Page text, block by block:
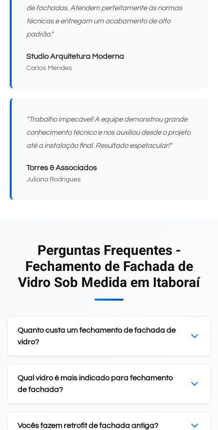
de fachadas. Atendem perfeitamente às normas
técnicas e entregam um acabamento de alto
padrão."
Studio Arquitetura Moderna
Carlos Mendes
"Trabalho impecável! A equipe demonstrou grande
conhecimento técnico e nos auxiliou desde o projeto
até a instalação final. Resultado espetacular!"
Torres & Associados
Juliana Rodrigues
Perguntas Frequentes -
Fechamento de Fachada de
Vidro Sob Medida em Itaboraí
Quanto custa um fechamento de fachada de
vidro?
Qual vidro é mais indicado para fechamento
de fachada?
Vocês fazem retrofit de fachada antiga?